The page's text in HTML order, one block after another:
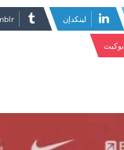
لينكدإن
بوكيت